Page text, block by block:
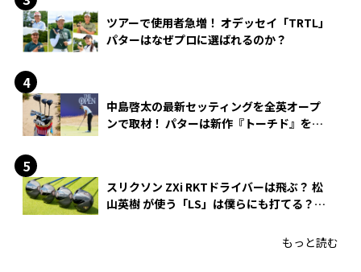
ツアーで使用者急増！ オデッセイ「TRTL」
パターはなぜプロに選ばれるのか？
中島啓太の最新セッティングを全英オープ
ンで取材！ パターは新作『トーチド』を投
スリクソン ZXi RKTドライバーは飛ぶ？ 松
山英樹 が使う「LS」は僕らにも打てる？
もっと読む